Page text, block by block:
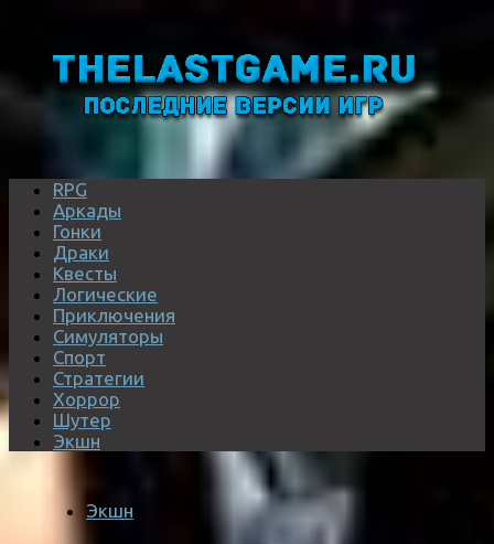
RPG
Аркады
Гонки
Драки
Квесты
Логические
Приключения
Симуляторы
Спорт
Стратегии
Хоррор
Шутер
Экшн
Экшн